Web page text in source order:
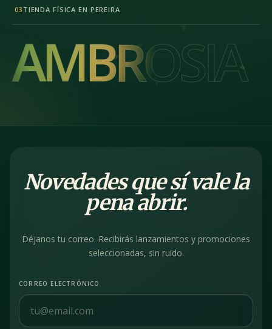
03 TIENDA FÍSICA EN PEREIRA
AMBROSIA
AMBROSIA
Novedades que sí vale la
pena abrir.
Déjanos tu correo. Recibirás lanzamientos y promociones
seleccionadas, sin ruido.
CORREO ELECTRÓNICO